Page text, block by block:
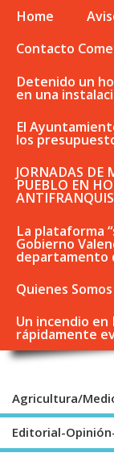
Home
Contacto
Detenido un
en una
El
los
JORNADAS DE
PUEBLO EN
La plataforma
Gobierno
departamento
Quienes Somos
Un incendio en
rápidamente
Agricultura/
Editorial-